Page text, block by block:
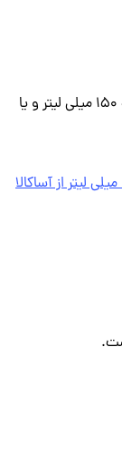
برای خرید موس حالت دهنده مو فوق قوی 4 تافت 150 میلی لیتر و یا